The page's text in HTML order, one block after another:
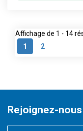
Affichage de 1 - 14
1
2
Rejoignez-nous